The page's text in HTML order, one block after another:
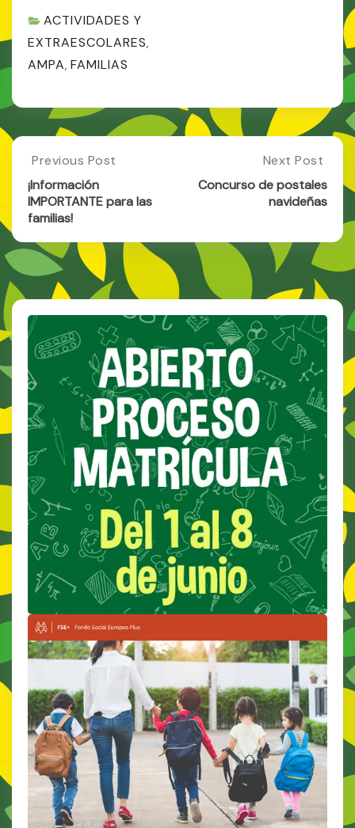
ACTIVIDADES Y
EXTRAESCOLARES,
AMPA, FAMILIAS
Post
navigation
Previous
Post:
¡Información
IMPORTANTE
Las
Familias!
Previous Post
¡Información
IMPORTANTE para las
familias!
Next
Post:
Concurso
Navideñas
Next Post
Concurso de postales
navideñas